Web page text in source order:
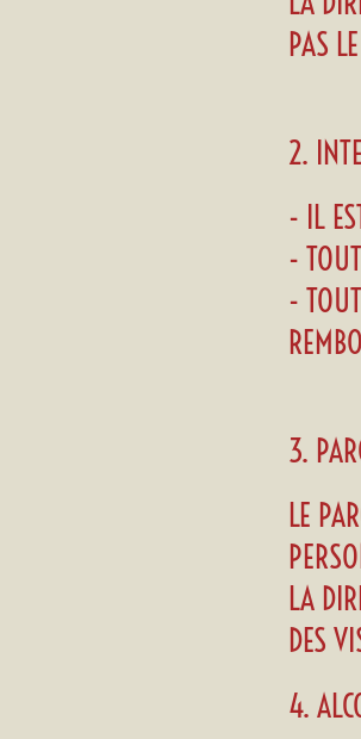
PAS
2.
- IL
-
-
3.
LE
LA
DES
4.